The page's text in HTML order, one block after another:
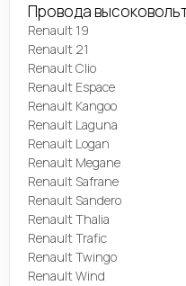
Провода
Renault 19
Renault 21
Renault Clio
Renault Espace
Renault Kangoo
Renault Laguna
Renault Logan
Renault Megane
Renault Safrane
Renault Sandero
Renault Thalia
Renault Trafic
Renault Twingo
Renault Wind